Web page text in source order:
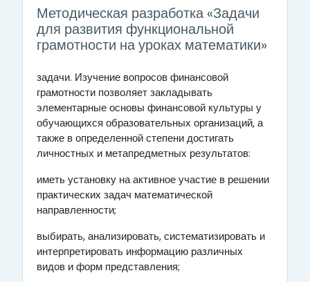
Методическая разработка «Задачи
для развития функциональной
грамотности на уроках математики»
задачи. Изучение вопросов финансовой
грамотности позволяет закладывать
элементарные основы финансовой культуры у
обучающихся образовательных организаций, а
также в определенной степени достигать
личностных и метапредметных результатов:
иметь установку на активное участие в решении
практических задач математической
направленности;
выбирать, анализировать, систематизировать и
интерпретировать информацию различных
видов и форм представления;